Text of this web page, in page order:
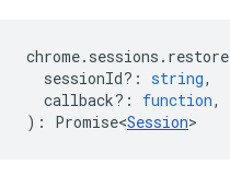
chrome. sessions . restore
sessionId? : string,
callback? : function,
) : Promise<Session>